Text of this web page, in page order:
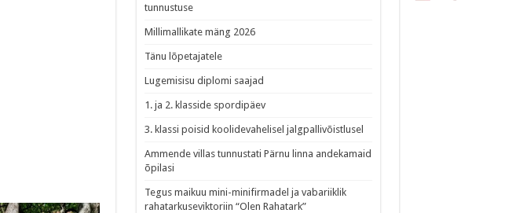
tunnustuse
Millimallikate mäng 2026
Tänu lõpetajatele
Lugemisisu diplomi saajad
1. ja 2. klasside spordipäev
3. klassi poisid koolidevahelisel jalgpallivõistlusel
Ammende villas tunnustati Pärnu linna andekamaid
õpilasi
Tegus maikuu mini-minifirmadel ja vabariiklik
rahatarkuseviktoriin “Olen Rahatark”